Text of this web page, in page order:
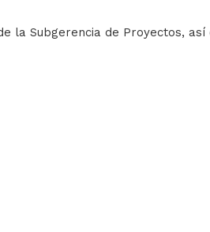
la Subgerencia de Proyectos, así